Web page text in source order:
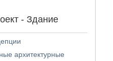
- Здание
архитектурные